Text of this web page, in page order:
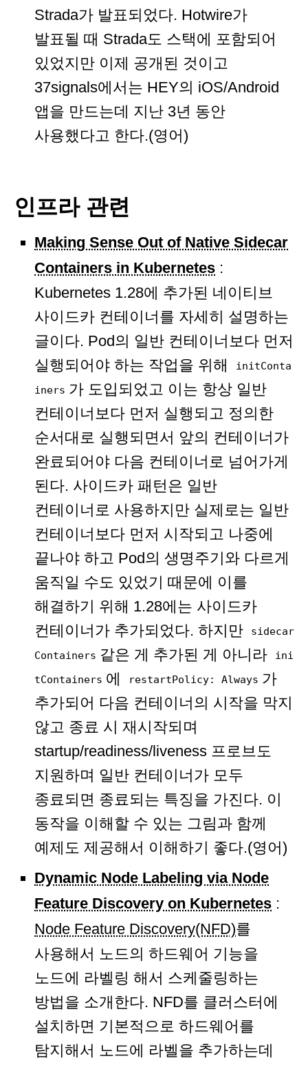
Strada가 발표되었다. Hotwire가
발표될 때 Strada도 스택에 포함되어
있었지만 이제 공개된 것이고
37signals에서는 HEY의 iOS/Android
앱을 만드는데 지난 3년 동안
사용했다고 한다.(영어)
인프라 관련
Making Sense Out of Native Sidecar
Containers in Kubernetes :
Kubernetes 1.28에 추가된 네이티브
사이드카 컨테이너를 자세히 설명하는
글이다. Pod의 일반 컨테이너보다 먼저
실행되어야 하는 작업을 위해
initConta
iners 가 도입되었고 이는 항상 일반
컨테이너보다 먼저 실행되고 정의한
순서대로 실행되면서 앞의 컨테이너가
완료되어야 다음 컨테이너로 넘어가게
된다. 사이드카 패턴은 일반
컨테이너로 사용하지만 실제로는 일반
컨테이너보다 먼저 시작되고 나중에
끝나야 하고 Pod의 생명주기와 다르게
움직일 수도 있었기 때문에 이를
해결하기 위해 1.28에는 사이드카
컨테이너가 추가되었다. 하지만
sidecar
Containers 같은 게 추가된 게 아니라
ini
tContainers 에 restartPolicy: Always 가
추가되어 다음 컨테이너의 시작을 막지
않고 종료 시 재시작되며
startup/readiness/liveness 프로브도
지원하며 일반 컨테이너가 모두
종료되면 종료되는 특징을 가진다. 이
동작을 이해할 수 있는 그림과 함께
예제도 제공해서 이해하기 좋다.(영어)
Dynamic Node Labeling via Node
Feature Discovery on Kubernetes :
Node Feature Discovery(NFD)를
사용해서 노드의 하드웨어 기능을
노드에 라벨링 해서 스케줄링하는
방법을 소개한다. NFD를 클러스터에
설치하면 기본적으로 하드웨어를
탐지해서 노드에 라벨을 추가하는데